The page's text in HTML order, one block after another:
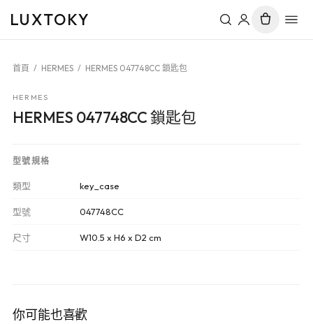
LUXTOKY
首頁 / HERMES / HERMES 047748CC 鎖匙包
HERMES
HERMES 047748CC 鎖匙包
型號規格
類型 key_case
型號 047748CC
尺寸 W10.5 x H6 x D2 cm
你可能也喜歡